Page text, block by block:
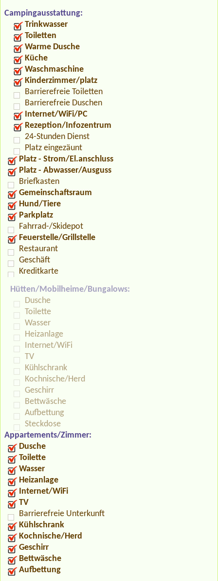
Campingausstattung:
Trinkwasser
Toiletten
Warme Dusche
Küche
Waschmaschine
Kinderzimmer/platz
Barrierefreie Toiletten
Barrierefreie Duschen
Internet/WiFi/PC
Rezeption/Infozentrum
24-Stunden Dienst
Platz eingezäunt
Platz - Strom/El.anschluss
Platz - Abwasser/Ausguss
Briefkasten
Gemeinschaftsraum
Hund/Tiere
Parkplatz
Fahrrad-/Skidepot
Feuerstelle/Grillstelle
Restaurant
Geschäft
Kreditkarte
Hütten/Mobilheime/Bungalows:
Dusche
Toilette
Wasser
Heizanlage
Internet/WiFi
TV
Kühlschrank
Kochnische/Herd
Geschirr
Bettwäsche
Aufbettung
Steckdose
Appartements/Zimmer:
Dusche
Toilette
Wasser
Heizanlage
Internet/WiFi
TV
Barrierefreie Unterkunft
Kühlschrank
Kochnische/Herd
Geschirr
Bettwäsche
Aufbettung